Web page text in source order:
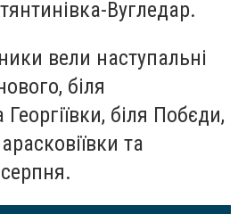
Вугледар.
вели наступальні
біля
біля Побєди,
та